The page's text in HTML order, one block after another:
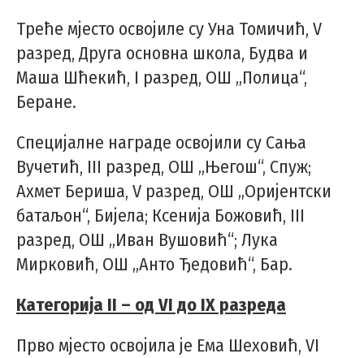
Треће мјесто освојиле су Уна Томичић, V
разред, Друга основна школа, Будва и
Маша Шћекић, I разред, ОШ „Полица“,
Беране.
Специјалне награде освојили су Сања
Вучетић, III разред, ОШ „Његош“, Спуж;
Ахмет Бериша, V разред, ОШ „Оријентски
батаљон“, Бијела; Ксенија Божовић, III
разред, ОШ „Иван Вушовић“; Лука
Мирковић, ОШ „Анто Ђедовић“, Бар.
Категорија II – од VI до IX разреда
Прво мјесто освојила је Ема Шеховић, VI